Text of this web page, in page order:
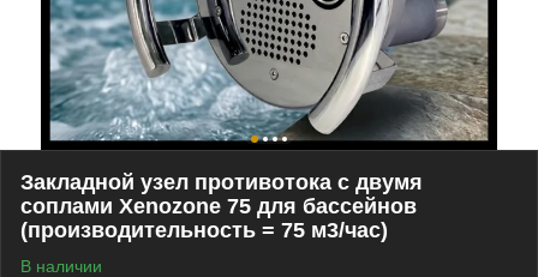
Закладной узел противотока с двумя
соплами Xenozone 75 для бассейнов
(производительность = 75 м3/час)
В наличии